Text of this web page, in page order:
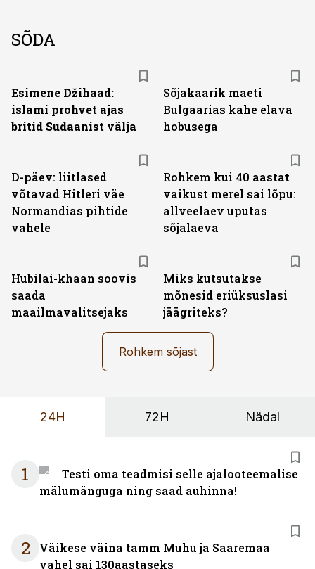
SÕDA
Esimene Džihaad:
islami prohvet ajas
britid Sudaanist välja
Sõjakaarik maeti
Bulgaarias kahe elava
hobusega
D-päev: liitlased
võtavad Hitleri väe
Normandias pihtide
vahele
Rohkem kui 40 aastat
vaikust merel sai lõpu:
allveelaev uputas
sõjalaeva
Hubilai-khaan soovis
saada
maailmavalitsejaks
Miks kutsutakse
mõnesid eriüksuslasi
jäägriteks?
Rohkem sõjast
24H 72H Nädal
1
Testi oma teadmisi selle ajalooteemalise
mälumänguga ning saad auhinna!
2
Väikese väina tamm Muhu ja Saaremaa
vahel sai 130aastaseks